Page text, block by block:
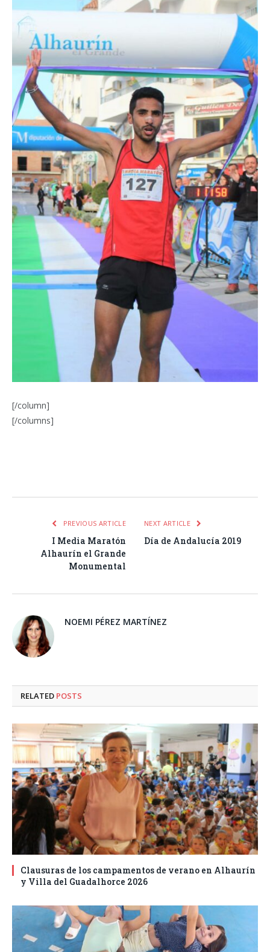
[/column]
[/columns]
PREVIOUS ARTICLE
I Media Maratón
Alhaurín el Grande
Monumental
NEXT ARTICLE
Día de Andalucía 2019
NOEMI PÉREZ MARTÍNEZ
RELATED POSTS
Clausuras de los campamentos de verano en Alhaurín
y Villa del Guadalhorce 2026